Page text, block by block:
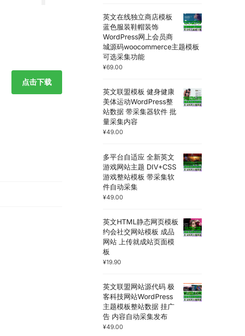
点击下载
英文在线独立商店模板
蓝色服装鞋帽装饰
WordPress网上会员商
城源码woocommerce主题模板
可选采集功能
¥69.00
英文联盟模板 健身健康
美体运动WordPress整
站数据 带采集器软件 批
量采集内容
¥49.00
多平台自适应 全新英文
游戏网站主题 DIV+CSS
游戏整站模板 带采集软
件自动采集
¥49.00
英文HTML静态网页模板
约会社交网站模板 成品
网站 上传就成站页面模
板
¥19.90
英文联盟网站源代码 极
客科技网站WordPress
主题模板整站数据 挂广
告 内容自动采集发布
¥49.00